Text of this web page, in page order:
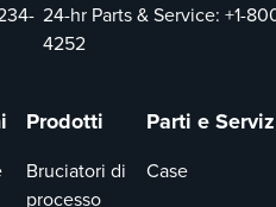
24-hr Parts & Service: +1-
4252
Prodotti
Bruciatori di
processo
Parti e
Case